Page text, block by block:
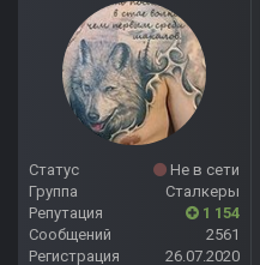
Статус
Не в сети
Группа
Сталкеры
Репутация
1 154
Сообщений
2561
Регистрация
26.07.2020